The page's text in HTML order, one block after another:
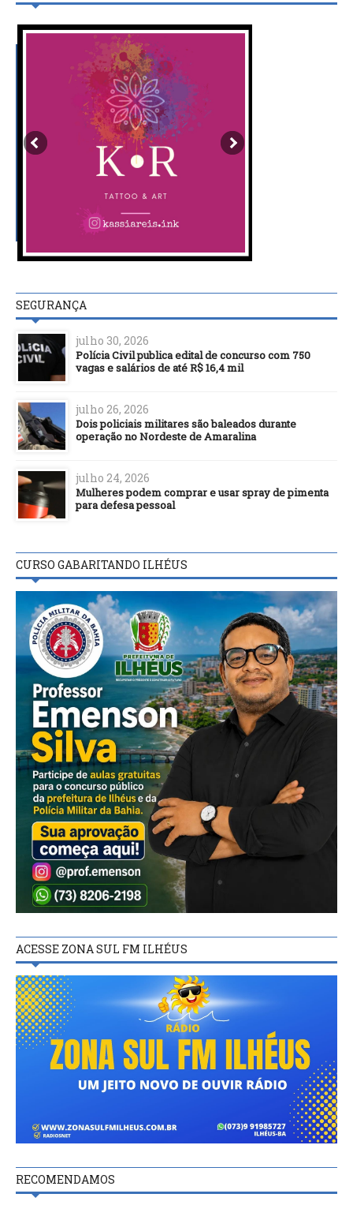
SEGURANÇA
julho 30, 2026
Polícia Civil publica edital de concurso com 750
vagas e salários de até R$ 16,4 mil
julho 26, 2026
Dois policiais militares são baleados durante
operação no Nordeste de Amaralina
julho 24, 2026
Mulheres podem comprar e usar spray de pimenta
para defesa pessoal
CURSO GABARITANDO ILHÉUS
ACESSE ZONA SUL FM ILHÉUS
RECOMENDAMOS